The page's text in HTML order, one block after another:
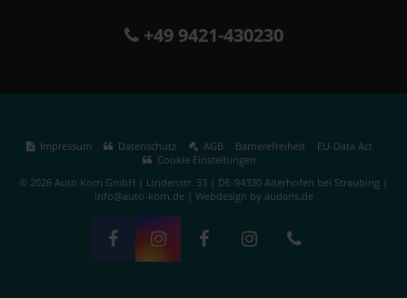
+49 9421-430230
Impressum Datenschutz AGB Barrierefreiheit
EU-Data Act
Cookie Einstellungen
© 2026 Auto Korn GmbH | Lindenstr. 33 | DE-94330 Aiterhofen bei Straubing |
info@auto-korn.de | Webdesign by audaris.de